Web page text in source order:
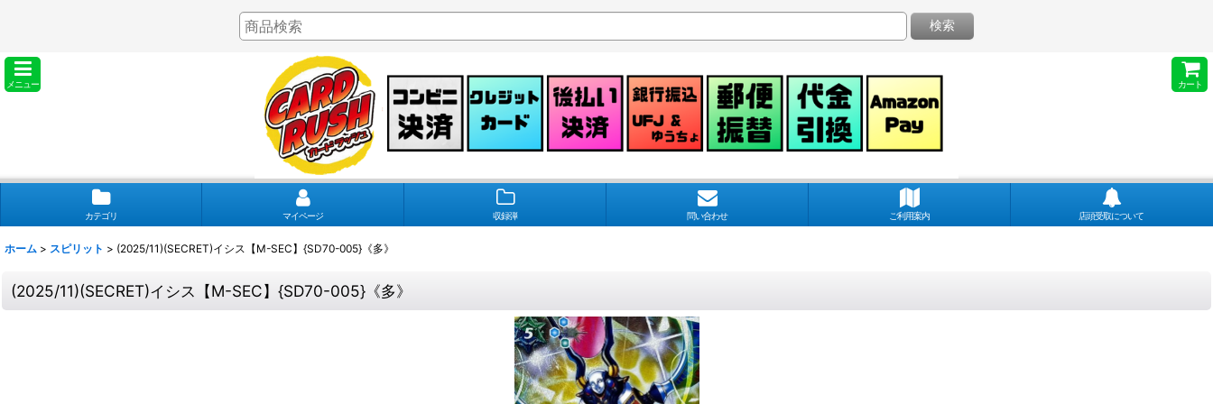
メニュー カート
検索
カテゴリ マイページ 収録弾 問い合わせ ご利用案内 店頭受取について
ホーム > スピリット > (2025/11)(SECRET)イシス【M-SEC】{SD70-005}《多》
(2025/11)(SECRET)イシス【M-SEC】{SD70-005}《多》